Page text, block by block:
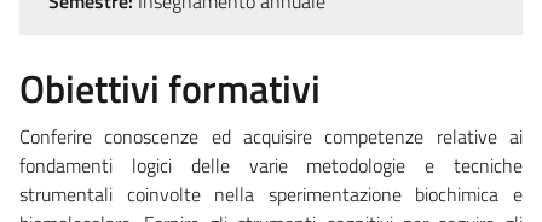
Obiettivi formativi
Conferire conoscenze ed acquisire competenze relative ai
fondamenti logici delle varie metodologie e tecniche
strumentali coinvolte nella sperimentazione biochimica e